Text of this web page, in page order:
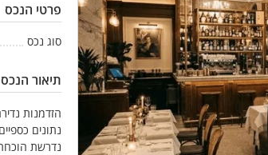
פרטי הנכס
סוג נכס
תיאור הנכס
הזדמנות
נתונים
נדרשת